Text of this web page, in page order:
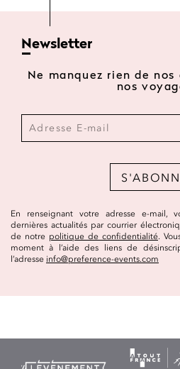
Newsletter
Ne manquez rien de
nos
En renseignant votre adresse e-mail,
dernières actualités par courrier
de notre politique de confidentialité.
moment à l’aide des liens de
l’adresse info@preference-events.com